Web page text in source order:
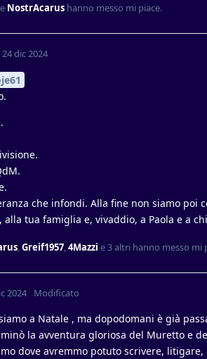
e NostrAcarus hanno messo mi piace.
24 dic 2024
che infondi. Alla fine non siamo poi
alla tua famiglia e, vivaddio, a Paola e a
,Greif1957,4Mazzi e3altri hanno messo mi
2024 Modificato
a Natale , ma dopodomani è già
la avventura gloriosa del Muretto e
dove avremmo potuto scrivere,